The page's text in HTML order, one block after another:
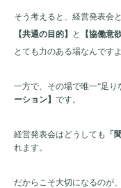
そう考えると、経営発表会
【共通の目的】
と 【協働意欲
とても力のある場なんですよ
一方で、その場で唯一“足
ーション】 です。
経営発表会はどうしても 「
れます。
だからこそ大切になるのが